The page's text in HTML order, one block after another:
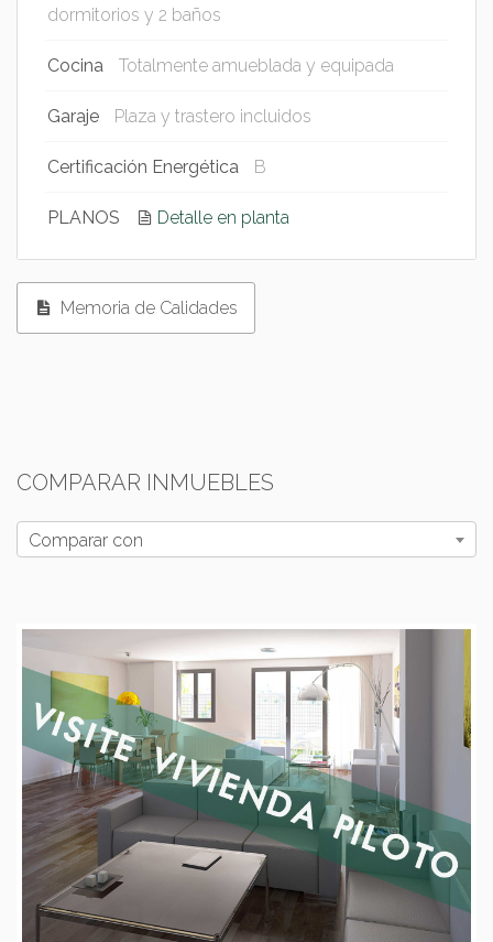
dormitorios y 2 baños
Cocina Totalmente amueblada y equipada
Garaje Plaza y trastero incluidos
Certificación Energética B
PLANOS Detalle en planta
Memoria de Calidades
COMPARAR INMUEBLES
Comparar con